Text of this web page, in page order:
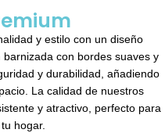
y estilo con un diseño
con bordes suaves y
y durabilidad, añadiendo
La calidad de nuestros
y atractivo, perfecto para
hogar.